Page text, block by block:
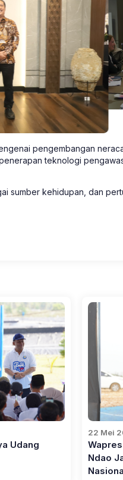
pengembangan
teknologi
sumber kehidupan, dan
Udang
22 Mei
Ndao